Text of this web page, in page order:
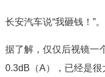
长安汽车说“我砸钱！”。
据了解，仅仅后视镜一
0.3dB（A），已经是